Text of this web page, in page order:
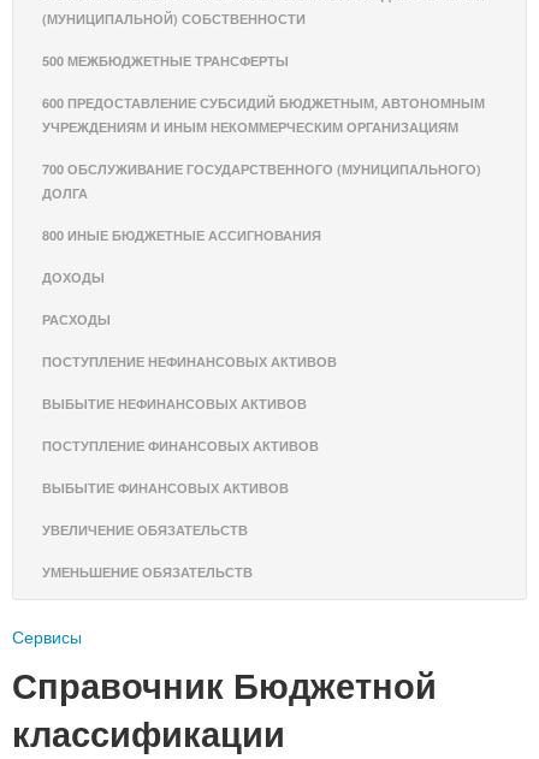
(МУНИЦИПАЛЬНОЙ) СОБСТВЕННОСТИ
500 МЕЖБЮДЖЕТНЫЕ ТРАНСФЕРТЫ
600 ПРЕДОСТАВЛЕНИЕ СУБСИДИЙ БЮДЖЕТНЫМ, АВТОНОМНЫМ
УЧРЕЖДЕНИЯМ И ИНЫМ НЕКОММЕРЧЕСКИМ ОРГАНИЗАЦИЯМ
700 ОБСЛУЖИВАНИЕ ГОСУДАРСТВЕННОГО (МУНИЦИПАЛЬНОГО)
ДОЛГА
800 ИНЫЕ БЮДЖЕТНЫЕ АССИГНОВАНИЯ
ДОХОДЫ
РАСХОДЫ
ПОСТУПЛЕНИЕ НЕФИНАНСОВЫХ АКТИВОВ
ВЫБЫТИЕ НЕФИНАНСОВЫХ АКТИВОВ
ПОСТУПЛЕНИЕ ФИНАНСОВЫХ АКТИВОВ
ВЫБЫТИЕ ФИНАНСОВЫХ АКТИВОВ
УВЕЛИЧЕНИЕ ОБЯЗАТЕЛЬСТВ
УМЕНЬШЕНИЕ ОБЯЗАТЕЛЬСТВ
Сервисы
Справочник Бюджетной
классификации